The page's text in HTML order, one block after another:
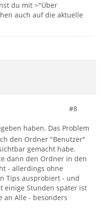
du mit >"Über
auch auf die aktuelle
#8
haben. Das Problem
den Ordner "Benutzer"
gemacht habe.
dann den Ordner in den
- allerdings ohne
Tips ausprobiert - und
einige Stunden später ist
an Alle - besonders